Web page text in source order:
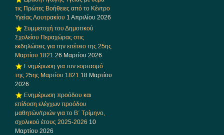
τις Πρώτες Βοήθειες από το Κέντρο
Υγείας Λουτρακίου 1 Απριλίου 2026
Συμμετοχή του Δημοτικού
Σχολείου Περαχώρας στις
εκδηλώσεις για την επέτειο της 25ης
Μαρτίου 1821 26 Μαρτίου 2026
Ενημέρωση για τον εορτασμό
της 25ης Μαρτίου 1821 18 Μαρτίου
2026
Ενημέρωση προόδου και
επίδοση ελέγχων προόδου
μαθητών/τριών για το Β΄ Τρίμηνο,
σχολικού έτους 2025-2026 10
Μαρτίου 2026